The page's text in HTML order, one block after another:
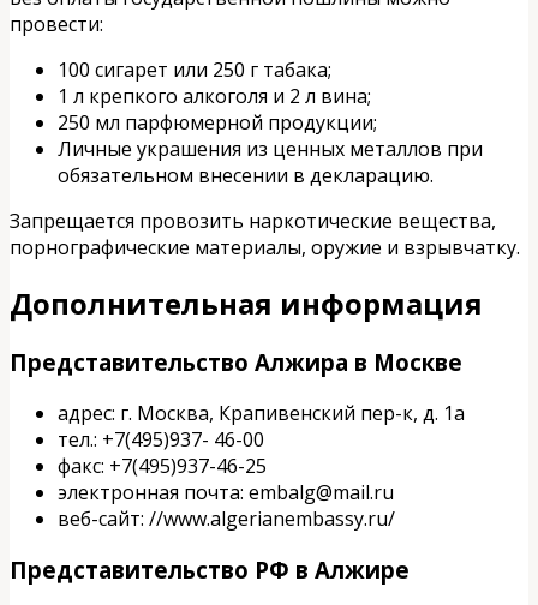
провести:
100 сигарет или 250 г табака;
1 л крепкого алкоголя и 2 л вина;
250 мл парфюмерной продукции;
Личные украшения из ценных металлов при
обязательном внесении в декларацию.
Запрещается провозить наркотические вещества,
порнографические материалы, оружие и взрывчатку.
Дополнительная информация
Представительство Алжира в Москве
адрес: г. Москва, Крапивенский пер-к, д. 1а
тел.: +7(495)937- 46-00
факс: +7(495)937-46-25
электронная почта: embalg@mail.ru
веб-сайт: //www.algerianembassy.ru/
Представительство РФ в Алжире